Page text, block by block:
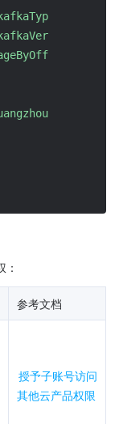
参考文档
授予子账号访问
其他云产品权限